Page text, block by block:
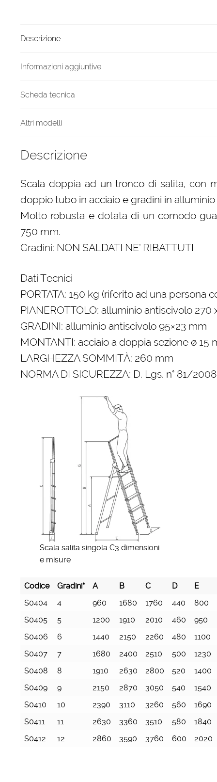
Descrizione
Informazioni aggiuntive
Scheda tecnica
Altri modelli
Descrizione
Scala doppia ad un tronco di salita, con
doppio tubo in acciaio e gradini in
Molto robusta e dotata di un comodo
750 mm.
Gradini: NON SALDATI NE’ RIBATTUTI
Dati Tecnici
PORTATA: 150 kg (riferito ad una persona
PIANEROTTOLO: alluminio antiscivolo 270
GRADINI: alluminio antiscivolo 95×23 mm
MONTANTI: acciaio a doppia sezione ø 15
LARGHEZZA SOMMITÀ: 260 mm
NORMA DI SICUREZZA: D. Lgs. n° 81/2008
Scala salita singola C3 dimensioni
e misure
Codice Gradini* A B C D
E
Codice
Gradini* A B C D E
S0404 4 960 1680 1760 440
800
S0405
5 1200 1910 2010 460
950
S0406
6 1440 2150 2260 480
1100
S0407
7 1680 2400 2510 500
1230
S0408
8 1910 2630 2800 520
1400
S0409
9 2150 2870 3050 540
1540
S0410
10 2390 3110 3260 560
1690
S0411
11 2630 3360 3510 580
1840
S0412
12 2860 3590 3760 600 2020